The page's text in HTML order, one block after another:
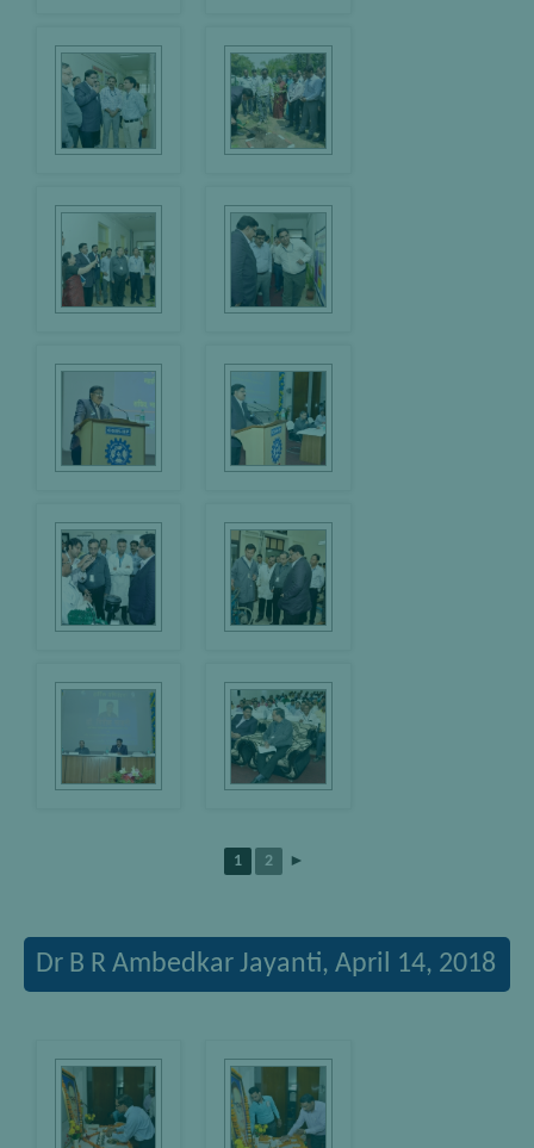
1 2 ►
Dr B R Ambedkar Jayanti, April 14, 2018